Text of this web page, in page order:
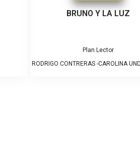
BRUNO Y LA LUZ
Plan Lector
RODRIGO CONTRERAS -CAROLINA